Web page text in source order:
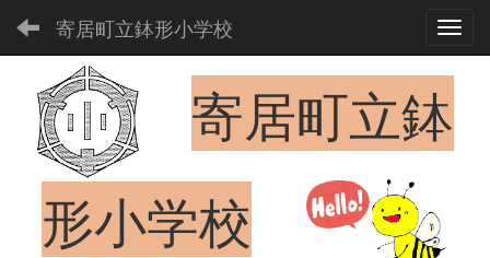
寄居町立鉢形小学校
寄居町立鉢
形小学校